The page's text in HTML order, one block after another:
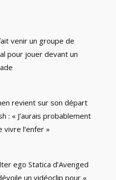
venir un groupe de
pour jouer devant un
revient sur son départ
: « J’aurais probablement
vivre l’enfer »
ego Statica d’Avenged
un vidéoclip pour «